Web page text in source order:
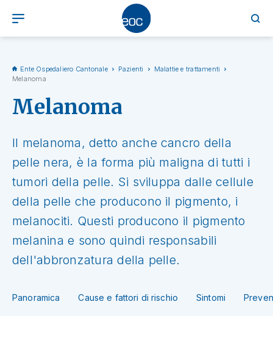
Ente Ospedaliero Cantonale Pazienti
Malattie e trattamenti
Melanoma
Melanoma
Il melanoma, detto anche cancro della
pelle nera, è la forma più maligna di tutti i
tumori della pelle. Si sviluppa dalle cellule
della pelle che producono il pigmento, i
melanociti. Questi producono il pigmento
melanina e sono quindi responsabili
dell'abbronzatura della pelle.
Panoramica Cause e fattori di rischio Sintomi